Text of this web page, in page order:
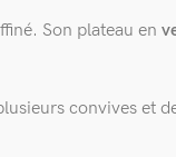
Son plateau en
convives et